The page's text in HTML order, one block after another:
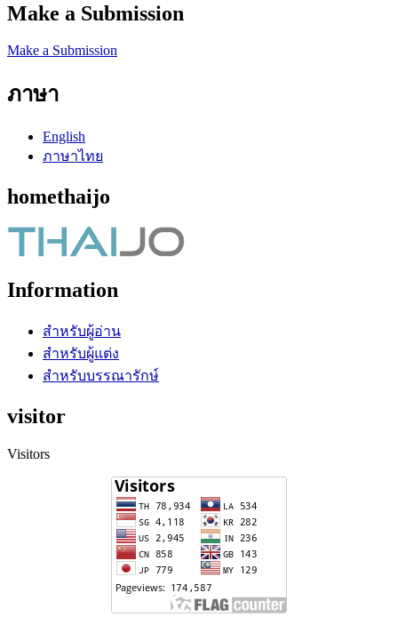
Make a Submission
Make a Submission
ภาษา
English
ภาษาไทย
homethaijo
Information
สำหรับผู้อ่าน
สำหรับผู้แต่ง
สำหรับบรรณารักษ์
visitor
Visitors